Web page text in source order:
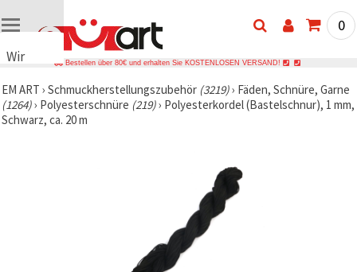
Wir
Cookies
🍪 Wir
verwenden
0
Bestellen über 80€ und erhalten Sie KOSTENLOSEN VERSAND!
EM ART › Schmuckherstellungszubehör (3219)› Fäden, Schnüre, Garne
(1264)› Polyesterschnüre (219)› Polyesterkordel (Bastelschnur), 1 mm,
Schwarz, ca. 20 m